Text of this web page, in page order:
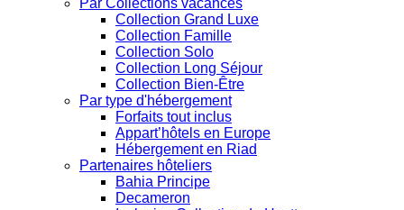
Par Collections vacances
Collection Grand Luxe
Collection Famille
Collection Solo
Collection Long Séjour
Collection Bien-Être
Par type d'hébergement
Forfaits tout inclus
Appart’hôtels en Europe
Hébergement en Riad
Partenaires hôteliers
Bahia Principe
Decameron